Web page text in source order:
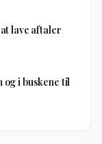
lave aftaler
i buskene til